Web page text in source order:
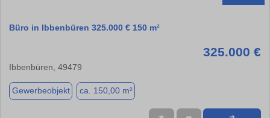
Büro in Ibbenbüren 325.000 € 150 m²
325.000 €
Ibbenbüren, 49479
Gewerbeobjekt ca. 150,00 m²